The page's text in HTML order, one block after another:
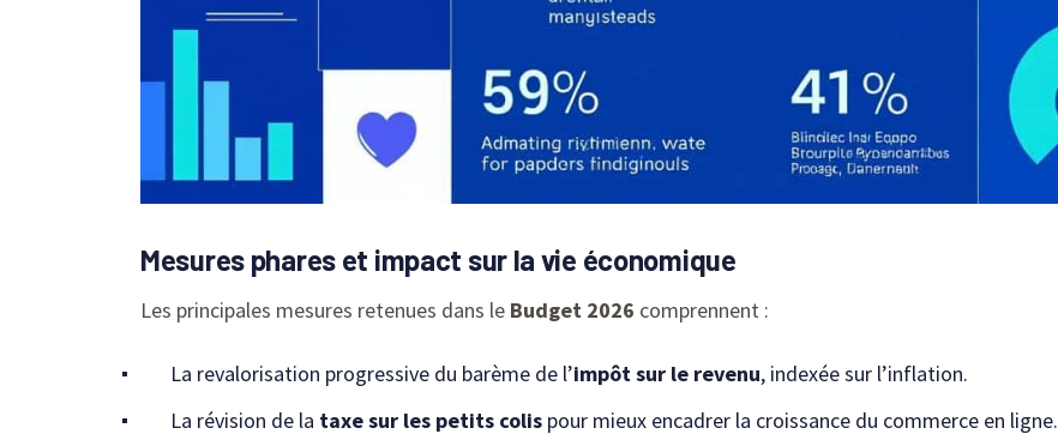
Mesures phares et impact sur la vie économique
Les principales mesures retenues dans le Budget 2026 comprennent :
La revalorisation progressive du barème de l’impôt sur le revenu, indexée sur l’inflation.
La révision de la taxe sur les petits colis pour mieux encadrer la croissance du commerce en ligne.